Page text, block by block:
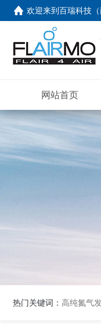
欢迎来到百瑞科技
网站首页
热门关键词： 高纯氮气